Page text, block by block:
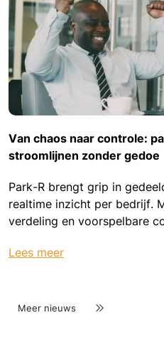
Van chaos naar controle:
stroomlijnen zonder gedoe
Park-R brengt grip in
realtime inzicht per bedrijf.
verdeling en voorspelbare
Lees meer
Meer nieuws